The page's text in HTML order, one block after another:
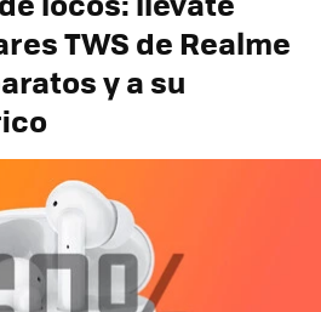
TWS de Realme
y a su